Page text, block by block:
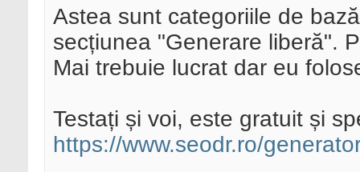
Astea sunt categoriile de
secțiunea "Generare liberă".
Mai trebuie lucrat dar eu
Testați și voi, este gratuit și
https://www.seodr.ro/